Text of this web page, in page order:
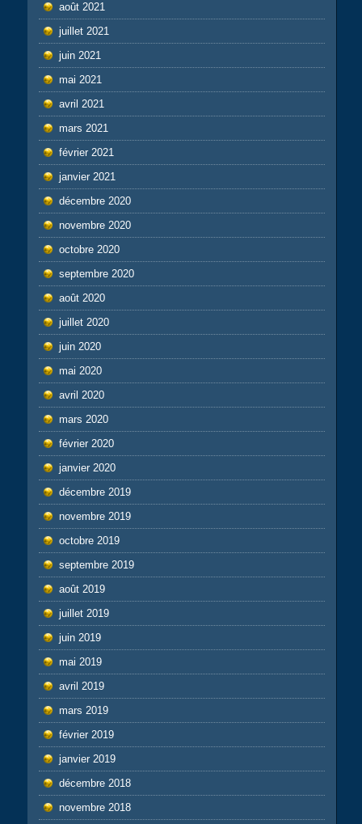
août 2021
juillet 2021
juin 2021
mai 2021
avril 2021
mars 2021
février 2021
janvier 2021
décembre 2020
novembre 2020
octobre 2020
septembre 2020
août 2020
juillet 2020
juin 2020
mai 2020
avril 2020
mars 2020
février 2020
janvier 2020
décembre 2019
novembre 2019
octobre 2019
septembre 2019
août 2019
juillet 2019
juin 2019
mai 2019
avril 2019
mars 2019
février 2019
janvier 2019
décembre 2018
novembre 2018